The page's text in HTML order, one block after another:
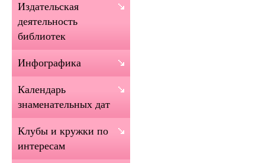
Издательская
деятельность
библиотек
Инфографика
Календарь
знаменательных дат
Клубы и кружки по
интересам